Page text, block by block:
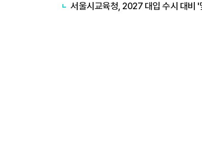
서울시교육청, 2027 대입 수시 대비 '